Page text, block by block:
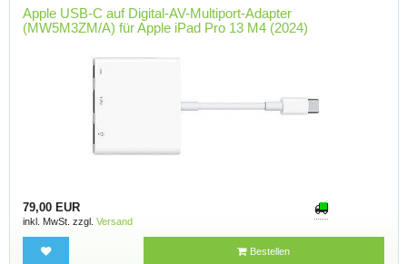
Apple USB-C auf Digital-AV-Multiport-Adapter
(MW5M3ZM/A) für Apple iPad Pro 13 M4 (2024)
79,00 EUR
inkl. MwSt. zzgl. Versand
Bestellen